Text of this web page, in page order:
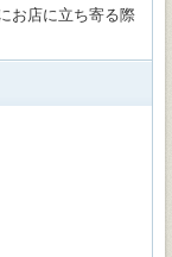
お店に立ち寄る際